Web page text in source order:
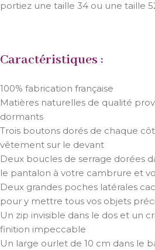
portiez une taille 34 ou une taille
Caractéristiques :
100% fabrication française
Matières naturelles de qualité
dormants
Trois boutons dorés de chaque
vêtement sur le devant
Deux boucles de serrage dorées
le pantalon à votre cambrure et
Deux grandes poches latérales
pour y mettre tous vos objets
Un zip invisible dans le dos et un
finition impeccable
Un large ourlet de 10 cm dans le